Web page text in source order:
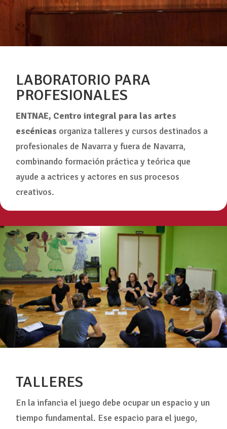
LABORATORIO PARA
PROFESIONALES
ENTNAE, Centro integral para las artes
escénicas organiza talleres y cursos destinados a
profesionales de Navarra y fuera de Navarra,
combinando formación práctica y teórica que
ayude a actrices y actores en sus procesos
creativos.
TALLERES
En la infancia el juego debe ocupar un espacio y un
tiempo fundamental. Ese espacio para el juego,